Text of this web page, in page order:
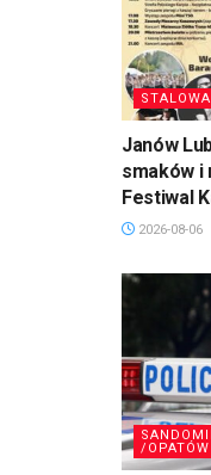
Janów
smaków i
Festiwal
2026-08-06
/OPATÓW